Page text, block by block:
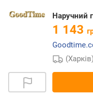
Наручний
1 143
(Харків)